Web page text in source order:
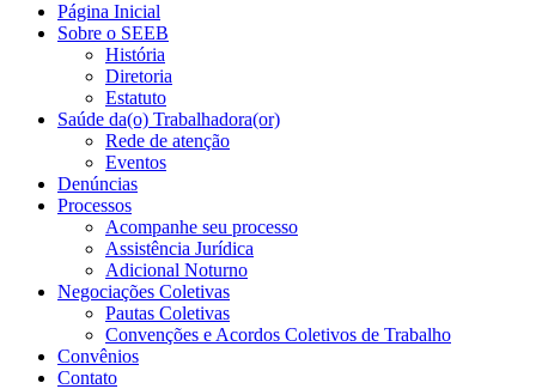
Página Inicial
Sobre o SEEB
História
Diretoria
Estatuto
Saúde da(o) Trabalhadora(or)
Rede de atenção
Eventos
Denúncias
Processos
Acompanhe seu processo
Assistência Jurídica
Adicional Noturno
Negociações Coletivas
Pautas Coletivas
Convenções e Acordos Coletivos de Trabalho
Convênios
Contato